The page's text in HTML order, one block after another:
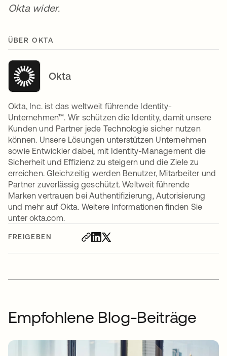
FREIGEBEN
Okta wider.
ÜBER OKTA
Okta
Okta, Inc. ist das weltweit führende Identity-
Unternehmen™. Wir schützen die Identity, damit unsere
Kunden und Partner jede Technologie sicher nutzen
können. Unsere Lösungen unterstützen Unternehmen
sowie Entwickler dabei, mit Identity-Management die
Sicherheit und Effizienz zu steigern und die Ziele zu
erreichen. Gleichzeitig werden Benutzer, Mitarbeiter und
Partner zuverlässig geschützt. Weltweit führende
Marken vertrauen bei Authentifizierung, Autorisierung
und mehr auf Okta. Weitere Informationen finden Sie
unter okta.com.
Empfohlene Blog-Beiträge